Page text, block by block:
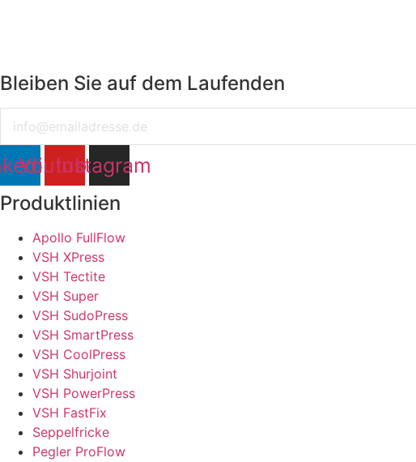
Bleiben Sie auf dem Laufenden
Youtube
Instagram
Produktlinien
Apollo FullFlow
VSH XPress
VSH Tectite
VSH Super
VSH SudoPress
VSH SmartPress
VSH CoolPress
VSH Shurjoint
VSH PowerPress
VSH FastFix
Seppelfricke
Pegler ProFlow